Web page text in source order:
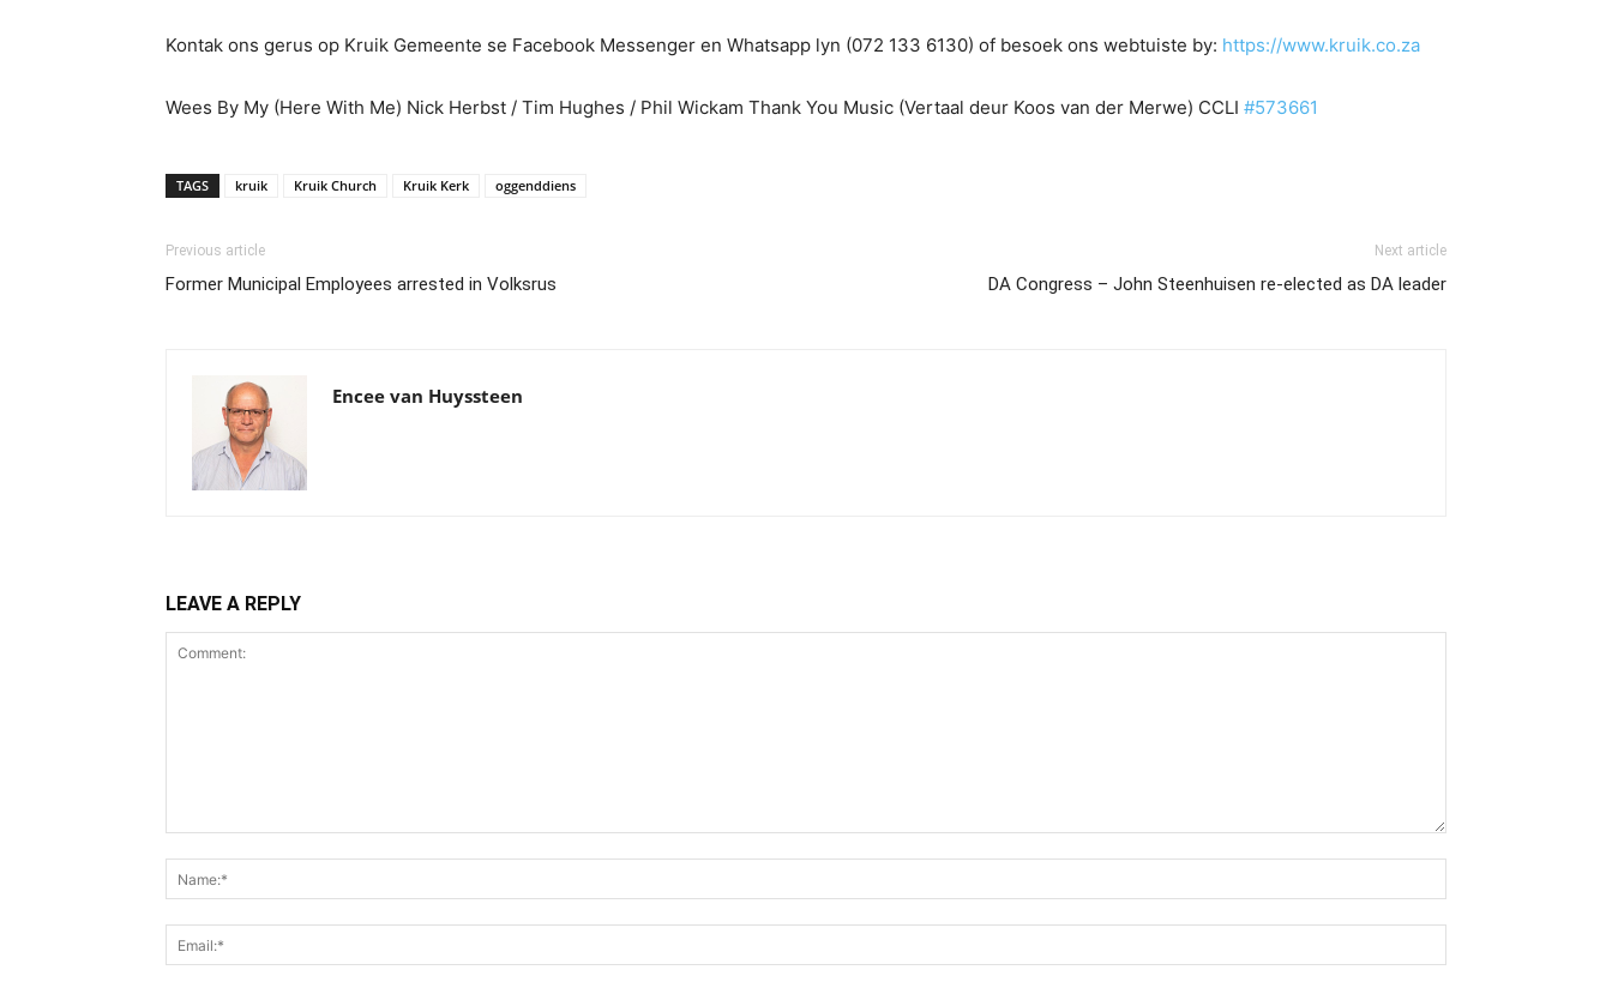
Kontak ons gerus op Kruik Gemeente se Facebook Messenger en Whatsapp lyn (072 133 6130) of besoek ons webtuiste by: https://www.kruik.co.za
Wees By My (Here With Me) Nick Herbst / Tim Hughes / Phil Wickam Thank You Music (Vertaal deur Koos van der Merwe) CCLI #573661
TAGS kruik Kruik Church Kruik Kerk oggenddiens
Previous article
Former Municipal Employees arrested in Volksrus
Next article
DA Congress – John Steenhuisen re-elected as DA leader
Encee van Huyssteen
LEAVE A REPLY